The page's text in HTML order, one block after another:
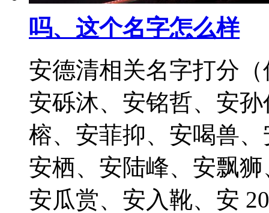
吗、这个名字怎么样
安德清相关名字打分
安砾沐、安铭哲、安
榕、安菲抑、安喝兽
安栖、安陆峰、安飘
安瓜赏、安入靴、安